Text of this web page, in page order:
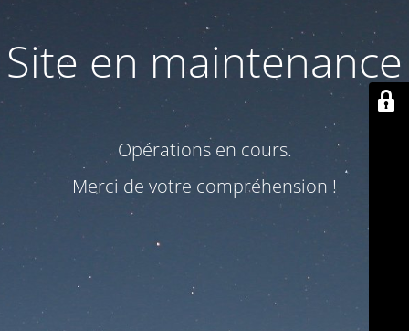
Site en maintenance
Opérations en cours.
Merci de votre compréhension !